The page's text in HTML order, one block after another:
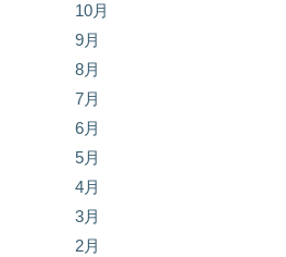
10月
9月
8月
7月
6月
5月
4月
3月
2月